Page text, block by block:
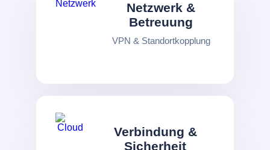
Netzwerk &
Betreuung
VPN & Standortkopplung
Verbindung &
Sicherheit